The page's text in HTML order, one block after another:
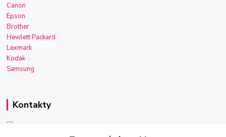
Canon
Epson
Brother
Hewlett Packard
Lexmark
Kodak
Samsung
Kontakty